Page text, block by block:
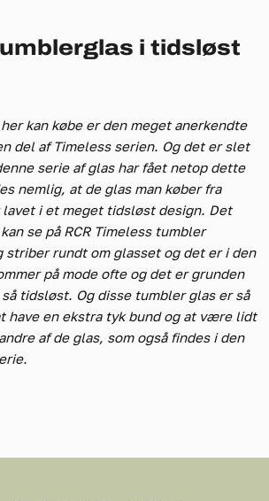
i tidsløst
kan købe er den meget anerkendte
del af Timeless serien. Og det er slet
serie af glas har fået netop dette
nemlig, at de glas man køber fra
lavet i et meget tidsløst design. Det
se på RCR Timeless tumbler
striber rundt om glasset og det er i den
på mode ofte og det er grunden
tidsløst. Og disse tumbler glas er så
have en ekstra tyk bund og at være lidt
af de glas, som også findes i den